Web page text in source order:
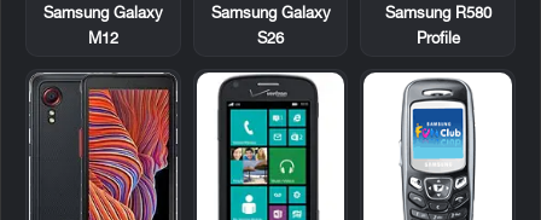
Samsung R580
Profile
Samsung Galaxy
S26
Samsung Galaxy
M12